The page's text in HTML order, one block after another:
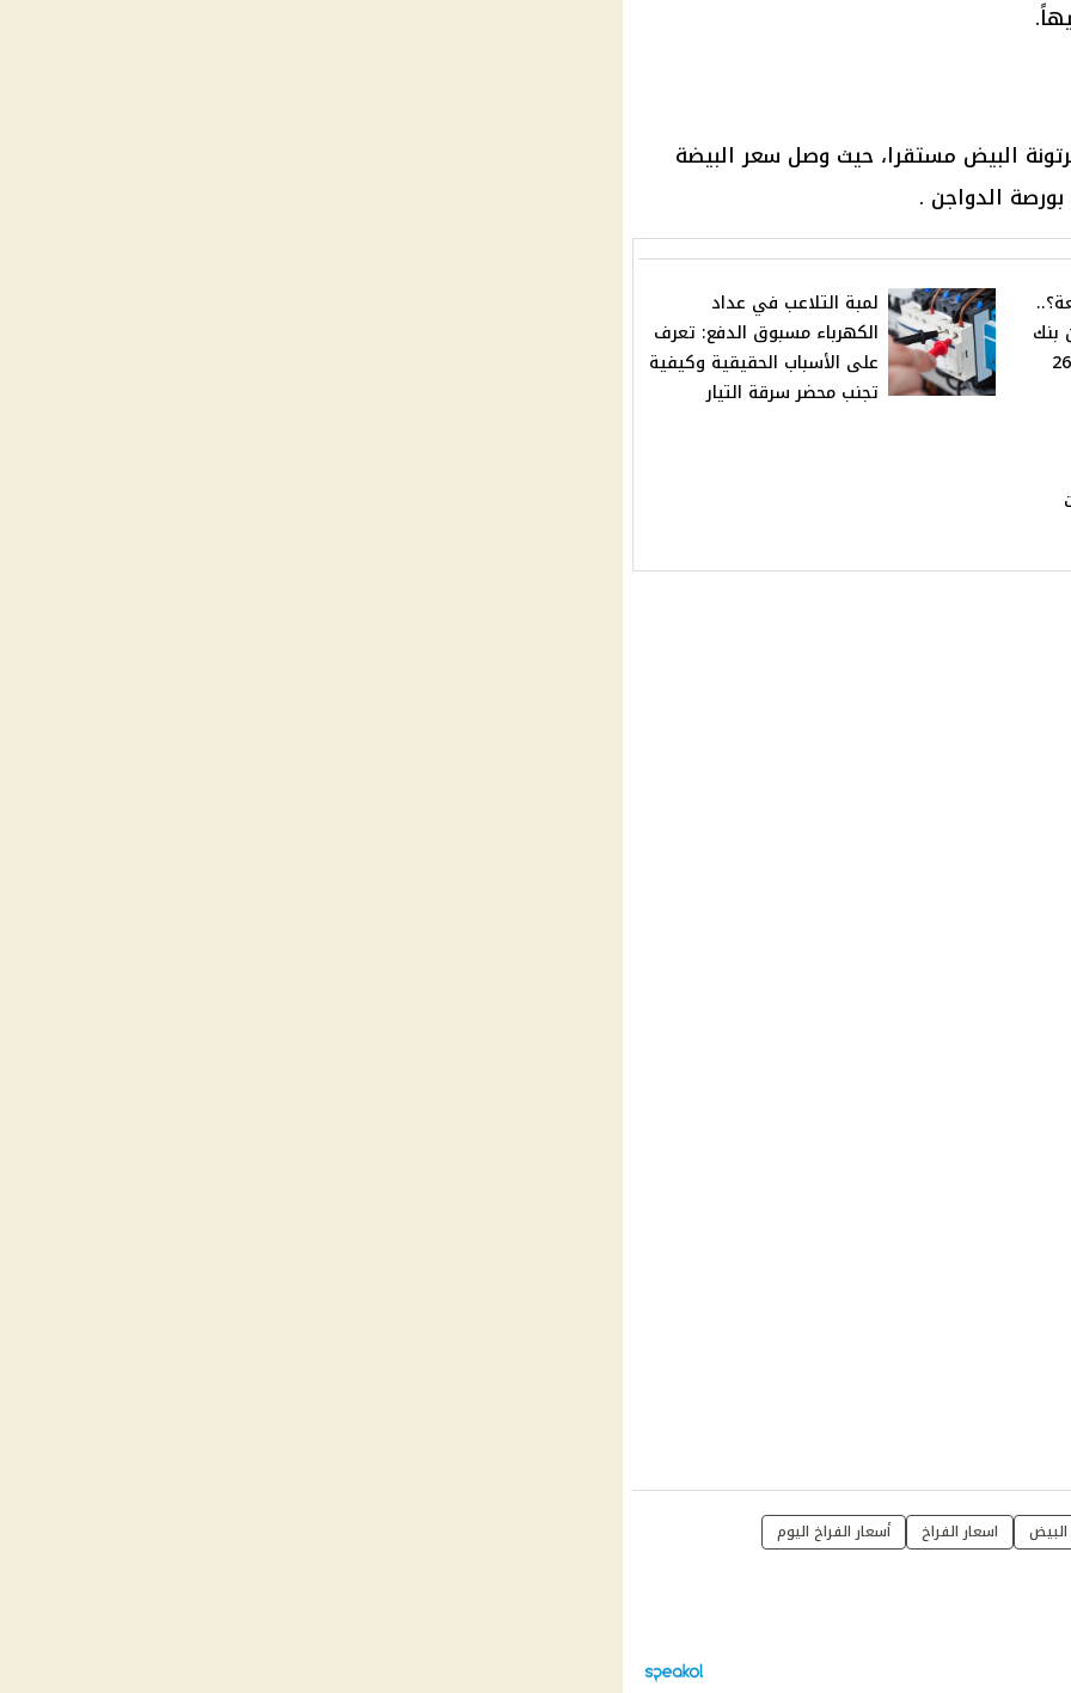
البيض مستقرا، حيث وصل سعر البيضة
بنك
مصر قبل اجتماع المركزي 26
لمبة التلاعب في عداد
الكهرباء مسبوق الدفع: تعرف
على الأسباب الحقيقية وكيفية
تجنب محضر سرقة التيار
اسعار الفراخ أسعار الفراخ اليوم